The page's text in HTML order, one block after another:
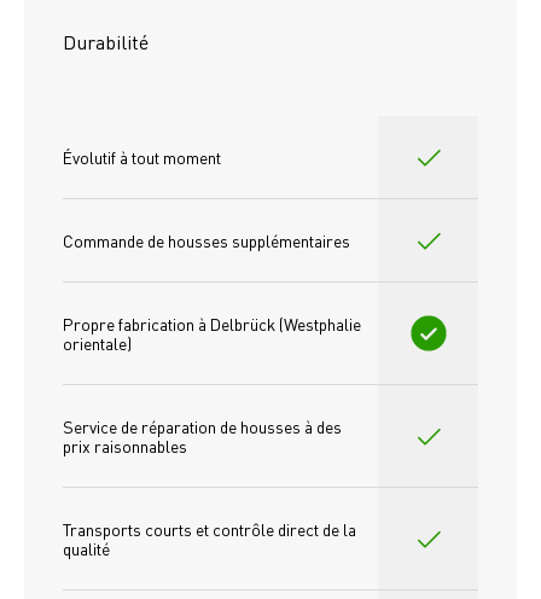
Durabilité
Évolutif à tout moment
Commande de housses supplémentaires
Propre fabrication à Delbrück (Westphalie
orientale)
Service de réparation de housses à des
prix raisonnables
Transports courts et contrôle direct de la
qualité